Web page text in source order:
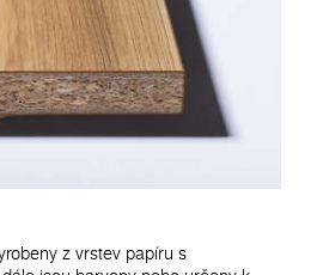
z vrstev papíru s